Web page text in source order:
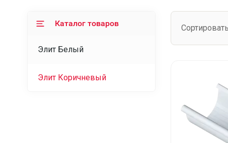
Каталог товаров
Элит Белый
Элит Коричневый